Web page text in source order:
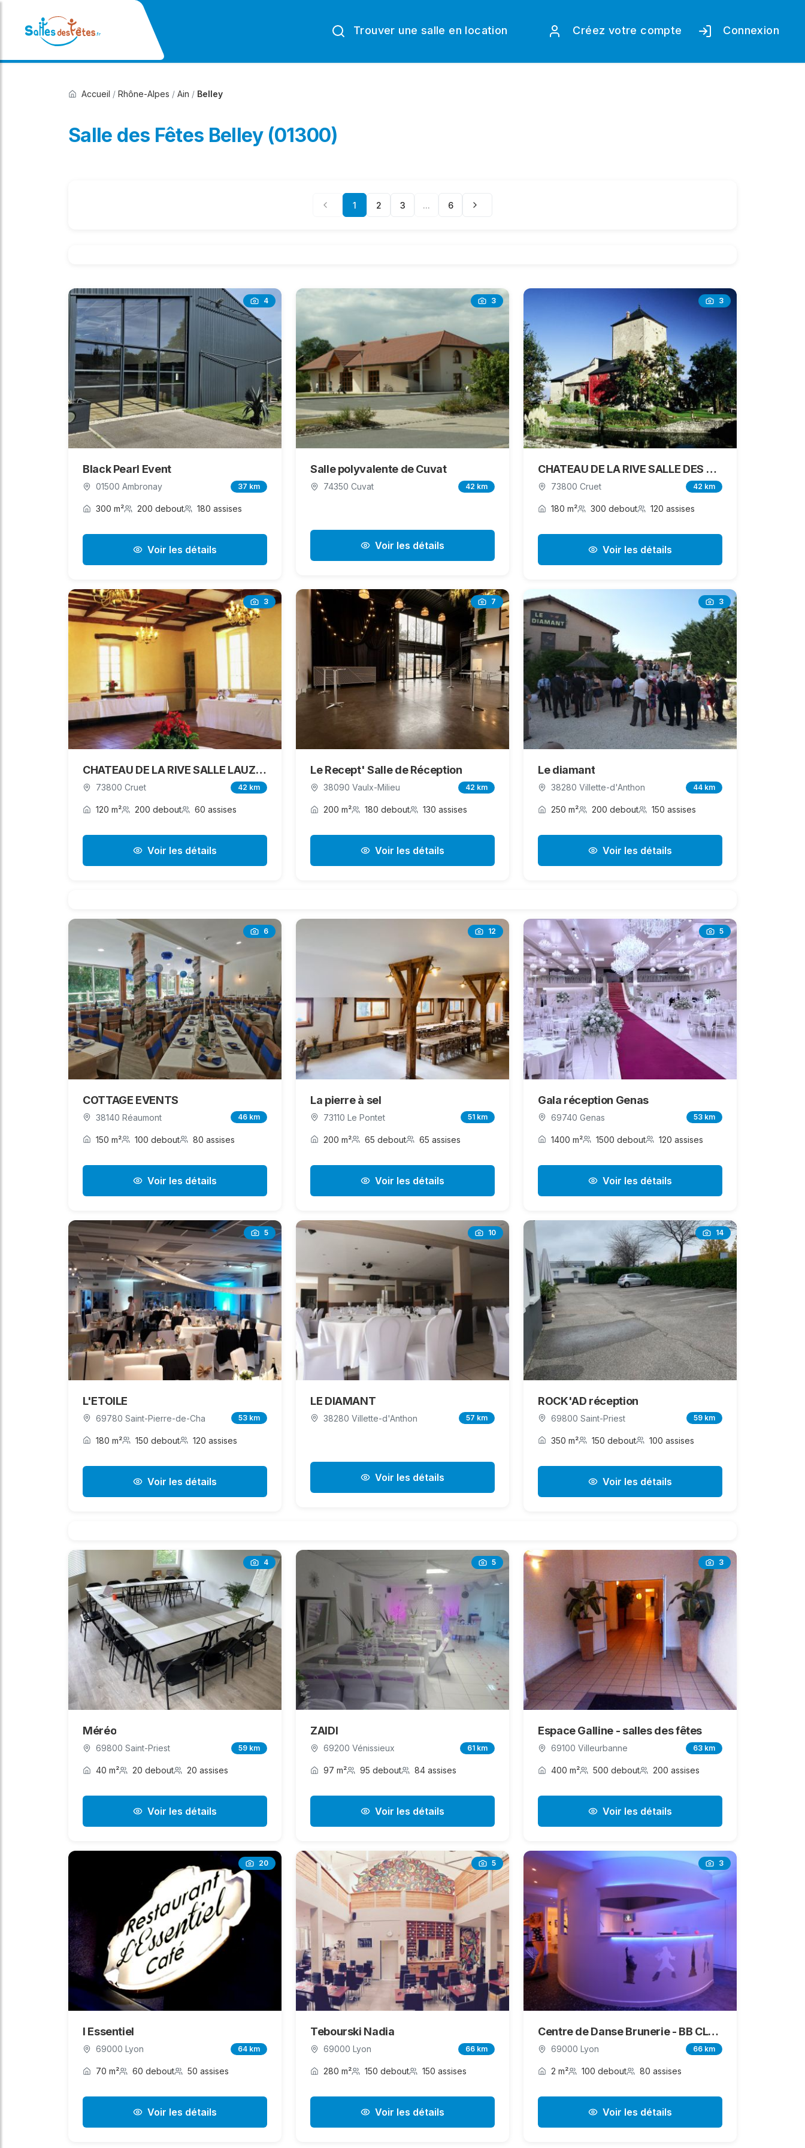
Trouver une salle en location Créez votre compte Connexion
Accueil / Rhône-Alpes / Ain / Belley
Salle des Fêtes Belley (01300)
1 2 3 ... 6
4
Black Pearl Event
01500 Ambronay 37 km
300 m² 200 debout 180 assises
Voir les détails
3
Salle polyvalente de Cuvat
74350 Cuvat 42 km
Voir les détails
3
CHATEAU DE LA RIVE SALLE DES GARDE
73800 Cruet 42 km
180 m² 300 debout 120 assises
Voir les détails
3
CHATEAU DE LA RIVE SALLE LAUZIERE
73800 Cruet 42 km
120 m² 200 debout 60 assises
Voir les détails
7
Le Recept' Salle de Réception
38090 Vaulx-Milieu 42 km
200 m² 180 debout 130 assises
Voir les détails
3
Le diamant
38280 Villette-d'Anthon 44 km
250 m² 200 debout 150 assises
Voir les détails
6
COTTAGE EVENTS
38140 Réaumont 46 km
150 m² 100 debout 80 assises
Voir les détails
12
La pierre à sel
73110 Le Pontet 51 km
200 m² 65 debout 65 assises
Voir les détails
5
Gala réception Genas
69740 Genas 53 km
1400 m² 1500 debout 120 assises
Voir les détails
5
L'ETOILE
69780 Saint-Pierre-de-Cha 53 km
180 m² 150 debout 120 assises
Voir les détails
10
LE DIAMANT
38280 Villette-d'Anthon 57 km
Voir les détails
14
ROCK'AD réception
69800 Saint-Priest 59 km
350 m² 150 debout 100 assises
Voir les détails
4
Méréo
69800 Saint-Priest 59 km
40 m² 20 debout 20 assises
Voir les détails
5
ZAIDI
69200 Vénissieux 61 km
97 m² 95 debout 84 assises
Voir les détails
3
Espace Galline - salles des fêtes
69100 Villeurbanne 63 km
400 m² 500 debout 200 assises
Voir les détails
20
l Essentiel
69000 Lyon 64 km
70 m² 60 debout 50 assises
Voir les détails
5
Tebourski Nadia
69000 Lyon 66 km
280 m² 150 debout 150 assises
Voir les détails
3
Centre de Danse Brunerie - BB CLUB
69000 Lyon 66 km
2 m² 100 debout 80 assises
Voir les détails